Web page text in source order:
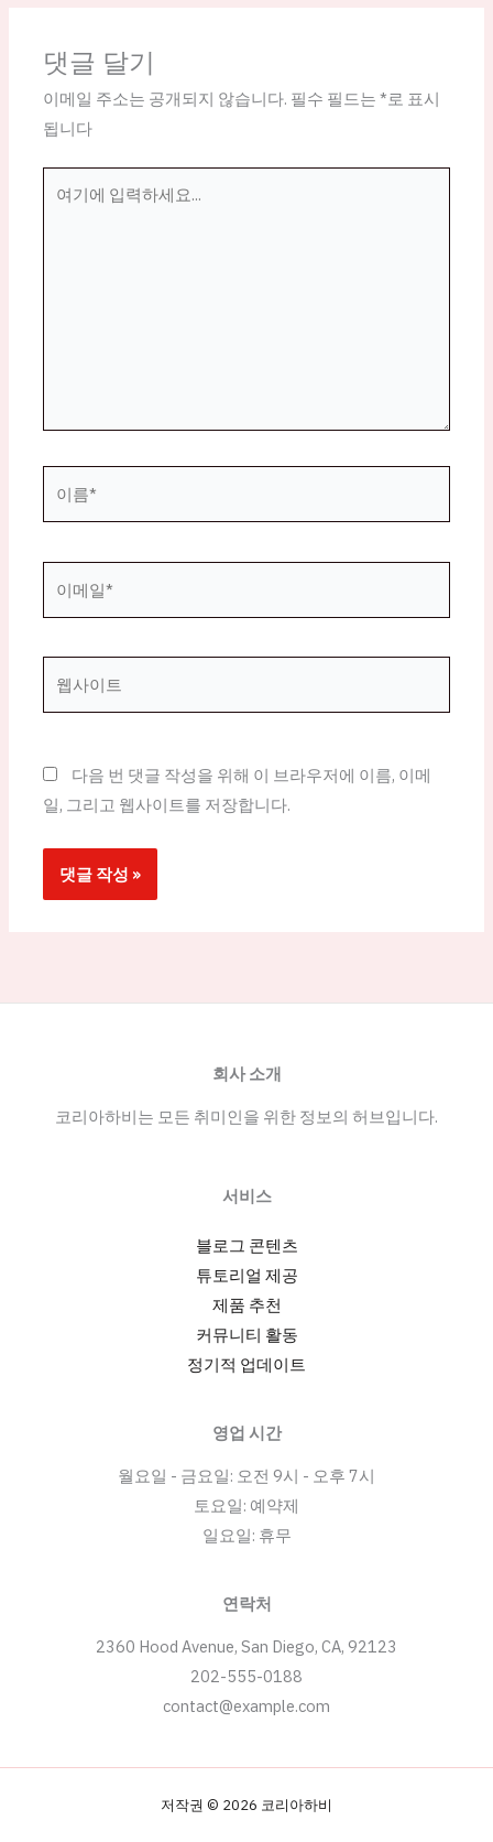
댓글 달기
이메일 주소는 공개되지 않습니다. 필수 필드는*로 표시
됩니다
*
다음 번 댓글 작성을 위해 이 브라우저에 이름, 이메
일, 그리고 웹사이트를 저장합니다.
회사 소개
코리아하비는 모든 취미인을 위한 정보의 허브입니다.
서비스
블로그 콘텐츠
튜토리얼 제공
제품 추천
커뮤니티 활동
정기적 업데이트
영업 시간
월요일 - 금요일: 오전 9시 - 오후 7시
토요일: 예약제
일요일: 휴무
연락처
2360 Hood Avenue, San Diego, CA, 92123
202-555-0188
contact@example.com
저작권 © 2026 코리아하비